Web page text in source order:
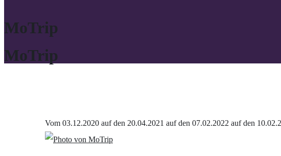
MoTrip
MoTrip
Vom 03.12.2020 auf den 20.04.2021 auf den 07.02.2022 auf den